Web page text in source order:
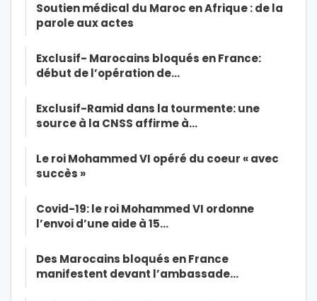
Soutien médical du Maroc en Afrique : de la
parole aux actes
Exclusif- Marocains bloqués en France:
début de l’opération de…
Exclusif-Ramid dans la tourmente: une
source à la CNSS affirme à…
Le roi Mohammed VI opéré du coeur « avec
succès »
Covid-19: le roi Mohammed VI ordonne
l’envoi d’une aide à 15…
Des Marocains bloqués en France
manifestent devant l’ambassade…